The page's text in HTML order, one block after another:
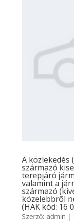
A
származó
terepjáró
valamint a
származó
közelebbrõl
(HAK kód: 16
Szerző: admin |